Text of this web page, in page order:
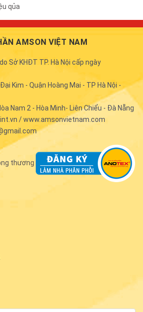
qủa
AMSON VIỆT NAM
Sở KHĐT TP. Hà Nội cấp ngày
Kim - Quận Hoàng Mai - TP Hà Nội -
Nam 2 - Hòa Minh- Liên Chiểu - Đà Nẵng
/ www.amsonvietnam.com